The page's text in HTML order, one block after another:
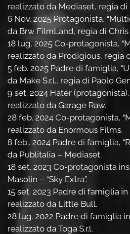
realizzato da Mediaset, regia
6 Nov. 2025 Protagonista,
da Brw FilmLand, regia di Chris
18 lug. 2025 Co-protagonista,
realizzato da Prodigious, regia
5 feb. 2025 Padre di famiglia,
da Make S.r.l., regia di Paolo
9 set. 2024 Hater (protagonista),
realizzato da Garage Raw.
28 feb. 2024 Co-protagonista,
realizzato da Enormous Films.
8 feb.. 2024 Padre di famiglia,
da Publitalia – Mediaset.
18 set. 2023 Co-protagonista
Masolin – “Sky Extra”.
15 set. 2023 Padre di famiglia in
realizzato da Little Bull.
28 lug. 2022 Padre di famiglia in
realizzato da Toga S.r.l.